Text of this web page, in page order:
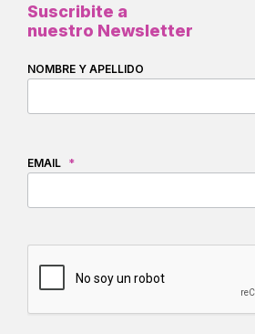
Suscribite a
nuestro Newsletter
NOMBRE Y APELLIDO
EMAIL *